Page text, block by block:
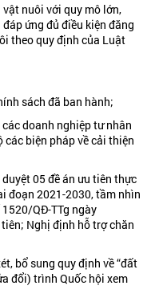
nuôi với quy mô lớn,
ứng đủ điều kiện đăng
theo quy định của Luật
sách đã ban hành;
doanh nghiệp tư nhân
biện pháp về cải thiện
05 đề án ưu tiên thực
đoạn 2021-2030, tầm nhìn
QĐ-TTg ngày
Nghị định hỗ trợ chăn
bổ sung quy định về “đất
đổi) trình Quốc hội xem